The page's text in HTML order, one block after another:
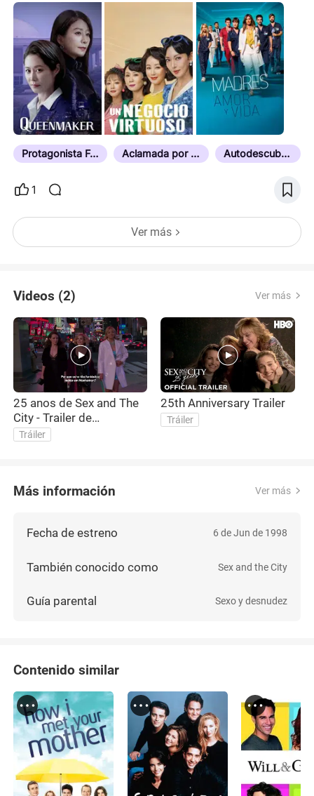
Protagonista Femenina Aclamada por la Crítica Autodescubrimiento
1
Ver más
Videos (2) Ver más
25 anos de Sex and The
City - Trailer de
comemoração -
Tráiler
25th Anniversary Trailer
Tráiler
Más información Ver más
Fecha de estreno 6 de Jun de 1998
También conocido como Sex and the City
Guía parental Sexo y desnudez
Contenido similar